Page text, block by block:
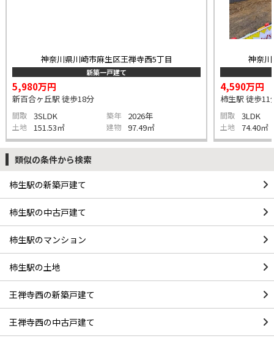
神奈川県川崎市麻生区王禅寺西5丁目
新築一戸建て
5,980万円
新百合ヶ丘駅 徒歩18分
間取 3SLDK 築年 2026年
土地 151.53㎡ 建物 97.49㎡
神奈
4,590万円
柿生駅 徒歩11
間取 3LDK
土地 74.40㎡
類似の条件から検索
柿生駅の新築戸建て
柿生駅の中古戸建て
柿生駅のマンション
柿生駅の土地
王禅寺西の新築戸建て
王禅寺西の中古戸建て